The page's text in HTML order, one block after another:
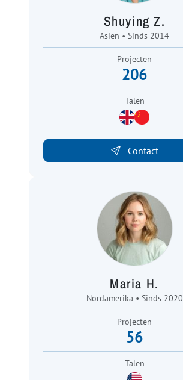
Shuying Z.
Asien • Sinds 2014
Projecten
206
Talen
Contact
Maria H.
Nordamerika • Sinds 2020
Projecten
56
Talen